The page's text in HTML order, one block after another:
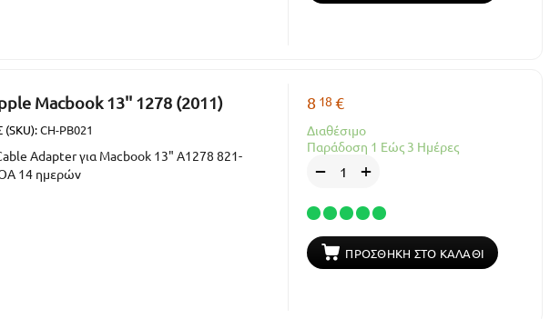
Macbook 13'' 1278 (2011)
CH-PB021
Adapter για Macbook 13" A1278 821-
14 ημερών
8 18 €
Διαθέσιμο
Παράδοση 1 Εώς 3 Ημέρες
+
−
ΠΡΟΣΘΉΚΗ ΣΤΟ ΚΑΛΆΘΙ